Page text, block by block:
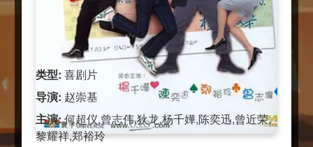
类型: 喜剧片
导演: 赵崇基
主演:何超仪,曾志伟,狄龙,杨千嬅,陈奕迅,曾近荣,
黎耀祥,郑裕玲